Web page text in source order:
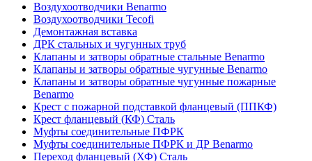
Воздухоотводчики Benarmo
Воздухоотводчики Tecofi
Демонтажная вставка
ДРК стальных и чугунных труб
Клапаны и затворы обратные стальные Benarmo
Клапаны и затворы обратные чугунные Benarmo
Клапаны и затворы обратные чугунные пожарные
Benarmo
Крест с пожарной подставкой фланцевый (ППКФ)
Крест фланцевый (КФ) Сталь
Муфты соединительные ПФРК
Муфты соединительные ПФРК и ДР Benarmo
Переход фланцевый (ХФ) Сталь